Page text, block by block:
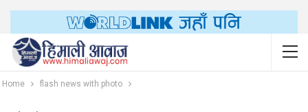
Home flash news with photo